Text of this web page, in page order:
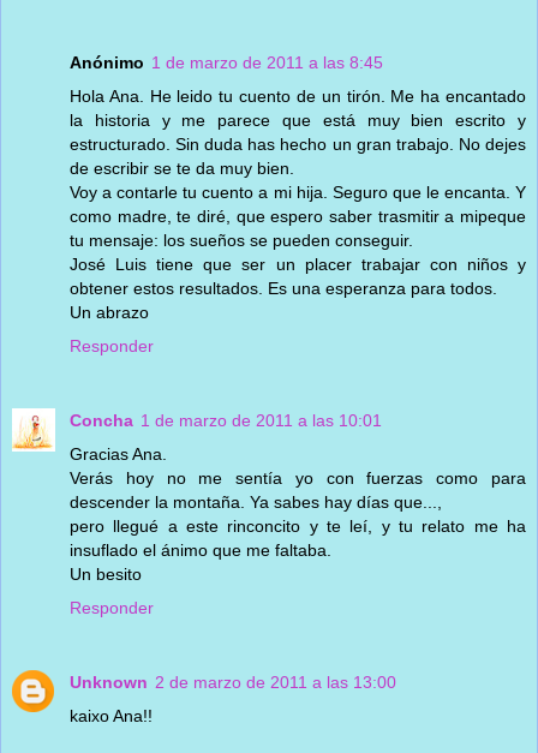
Anónimo 1 de marzo de 2011 a las 8:45
Hola Ana. He leido tu cuento de un tirón. Me ha encantado
la historia y me parece que está muy bien escrito y
estructurado. Sin duda has hecho un gran trabajo. No dejes
de escribir se te da muy bien.
Voy a contarle tu cuento a mi hija. Seguro que le encanta. Y
como madre, te diré, que espero saber trasmitir a mipeque
tu mensaje: los sueños se pueden conseguir.
José Luis tiene que ser un placer trabajar con niños y
obtener estos resultados. Es una esperanza para todos.
Un abrazo
Responder
Concha 1 de marzo de 2011 a las 10:01
Gracias Ana.
Verás hoy no me sentía yo con fuerzas como para
descender la montaña. Ya sabes hay días que...,
pero llegué a este rinconcito y te leí, y tu relato me ha
insuflado el ánimo que me faltaba.
Un besito
Responder
Unknown 2 de marzo de 2011 a las 13:00
kaixo Ana!!